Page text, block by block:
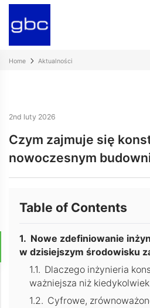
Home Aktualności
2nd luty 2026
Czym zajmuje się
nowoczesnym
Table of Contents
Nowe zdefiniowanie
w dzisiejszym środowisku
Dlaczego inżynieria
ważniejsza niż kiedykolwiek
Cyfrowe,